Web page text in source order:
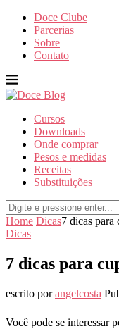
Doce Clube
Parcerias
Sobre
Contato
Cursos
Downloads
Onde comprar
Pesos e medidas
Receitas
Substituições
Home Dicas7 dicas para
Dicas
7 dicas para
escrito porangelcosta
Você pode se interessar